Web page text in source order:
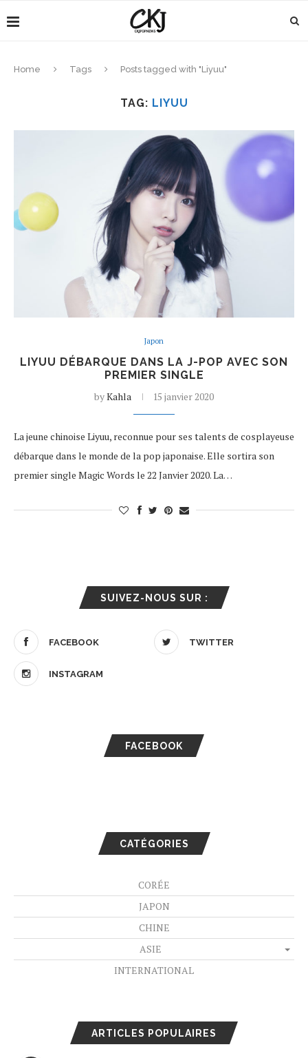
Home Tags Posts tagged with "Liyuu"
TAG: LIYUU
Japon
LIYUU DÉBARQUE DANS LA J-POP AVEC SON
PREMIER SINGLE
byKahla 15 janvier 2020
La jeune chinoise Liyuu, reconnue pour ses talents de cosplayeuse
débarque dans le monde de la pop japonaise. Elle sortira son
premier single Magic Words le 22 Janvier 2020. La…
SUIVEZ-NOUS SUR :
FACEBOOK TWITTER
INSTAGRAM
FACEBOOK
CATÉGORIES
CORÉE
JAPON
CHINE
ASIE
INTERNATIONAL
ARTICLES POPULAIRES